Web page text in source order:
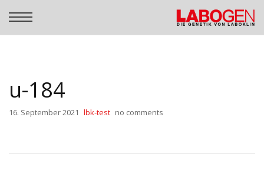
u-184
16. September 2021 lbk-test no comments